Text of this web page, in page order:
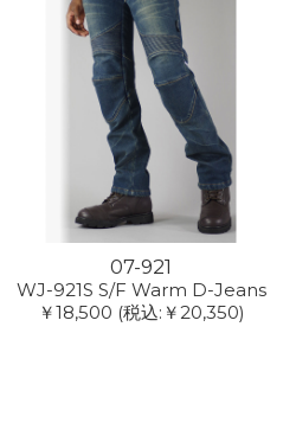
07-921
WJ-921S S/F Warm D-Jeans
￥18,500 (税込:￥20,350)